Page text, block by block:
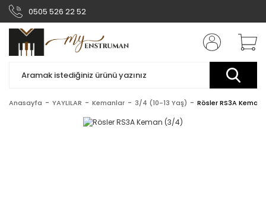
0505 526 22 52
Anasayfa YAYLILAR Kemanlar 3/4 (10-13 Yaş) Rösler RS3A